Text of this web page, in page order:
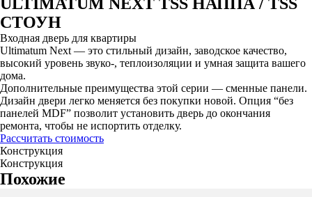
СТОУН
Входная дверь для квартиры
Ultimatum Next — это стильный дизайн, заводское качество,
высокий уровень звуко-, теплоизоляции и умная защита вашего
дома.
Дополнительные преимущества этой серии — сменные панели.
Дизайн двери легко меняется без покупки новой. Опция “без
панелей MDF” позволит установить дверь до окончания
ремонта, чтобы не испортить отделку.
Рассчитать стоимость
Конструкция
Конструкция
Похожие